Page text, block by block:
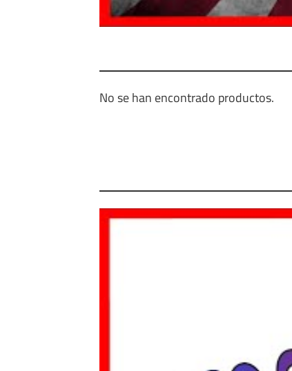
No se han encontrado productos.